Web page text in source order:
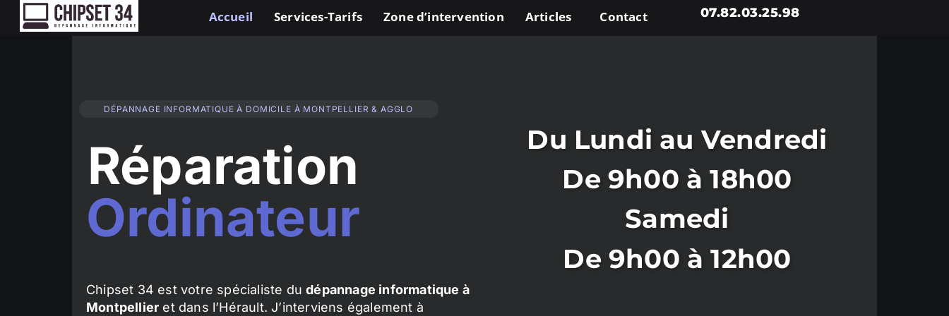
Accueil Services-Tarifs Zone d’intervention Articles Contact 07.82.03.25.98
DÉPANNAGE INFORMATIQUE À DOMICILE À MONTPELLIER & AGGLO
Réparation
Ordinateur
Chipset 34 est votre spécialiste dudépannage informatique à
Montpellier et dans l’Hérault. J’interviens également à
Du Lundi au Vendredi
De 9h00 à 18h00
Samedi
De 9h00 à 12h00